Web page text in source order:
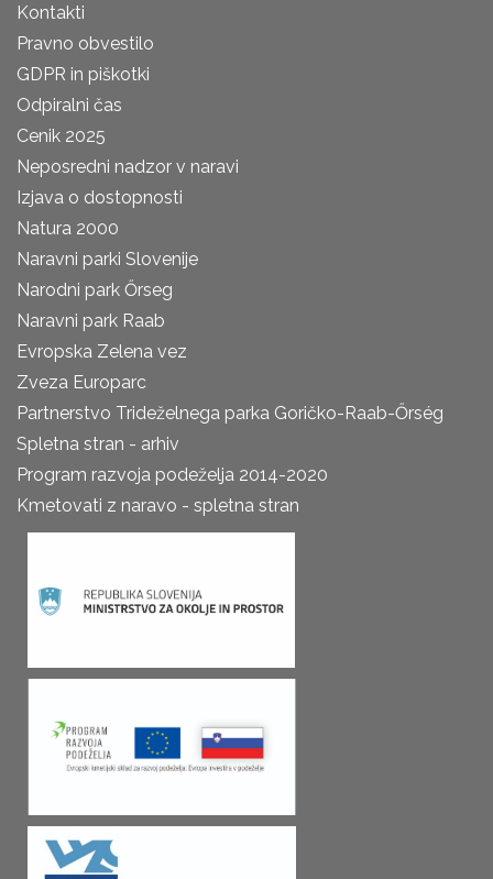
Kontakti
Pravno obvestilo
GDPR in piškotki
Odpiralni čas
Cenik 2025
Neposredni nadzor v naravi
Izjava o dostopnosti
Natura 2000
Naravni parki Slovenije
Narodni park Őrseg
Naravni park Raab
Evropska Zelena vez
Zveza Europarc
Partnerstvo Trideželnega parka Goričko-Raab-Őrség
Spletna stran - arhiv
Program razvoja podeželja 2014-2020
Kmetovati z naravo - spletna stran